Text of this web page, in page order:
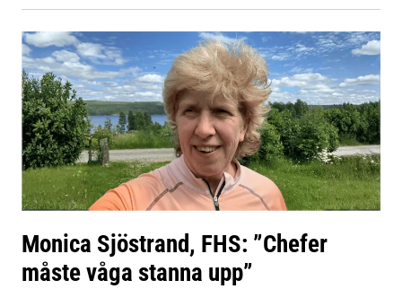
Monica Sjöstrand, FHS: ”Chefer
måste våga stanna upp”